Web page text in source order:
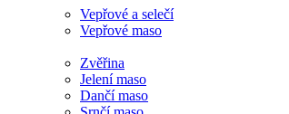
Vepřové a selečí
Vepřové maso
Zvěřina
Jelení maso
Dančí maso